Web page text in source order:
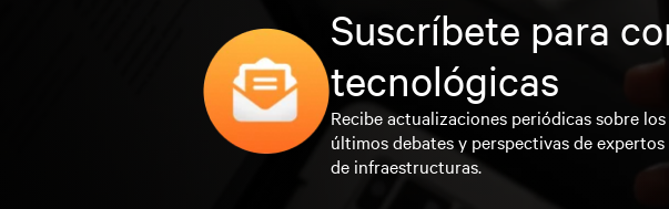
Suscríbete para
tecnológicas
Recibe actualizaciones periódicas sobre
últimos debates y perspectivas de
de infraestructuras.